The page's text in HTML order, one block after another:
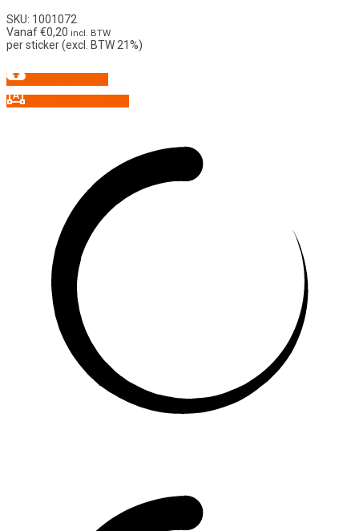
SKU: 1001072
Vanaf€0,20 incl. BTW
per sticker (excl. BTW 21%)